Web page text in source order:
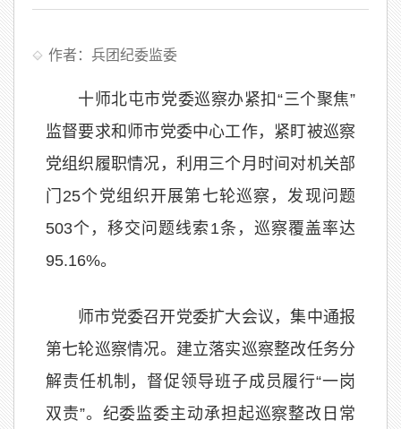
作者：兵团纪委监委
十师北屯市党委巡察办紧扣“三个聚焦”
监督要求和师市党委中心工作，紧盯被巡察
党组织履职情况，利用三个月时间对机关部
门25个党组织开展第七轮巡察，发现问题
503个，移交问题线索1条，巡察覆盖率达
95.16%。
师市党委召开党委扩大会议，集中通报
第七轮巡察情况。建立落实巡察整改任务分
解责任机制，督促领导班子成员履行“一岗
双责”。纪委监委主动承担起巡察整改日常